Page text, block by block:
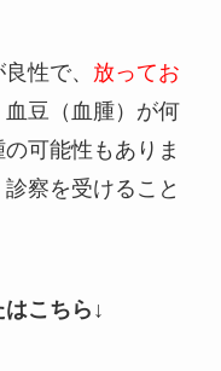
性で、 放ってお
豆（血腫）が何
可能性もありま
察を受けること
こちら↓